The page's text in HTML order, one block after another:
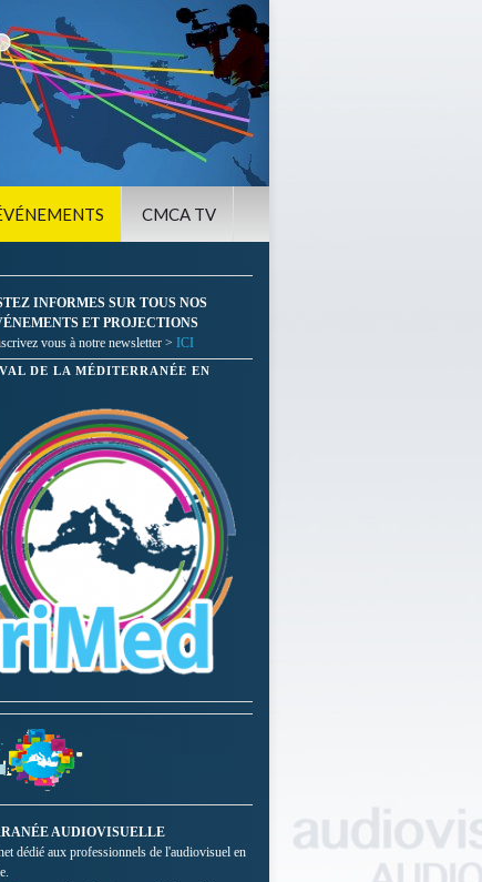
CMCA TV
INFORMES SUR TOUS NOS
ET PROJECTIONS
vous à notre newsletter > ICI
DE LA MÉDITERRANÉE EN
AUDIOVISUELLE
dédié aux professionnels de l'audiovisuel en